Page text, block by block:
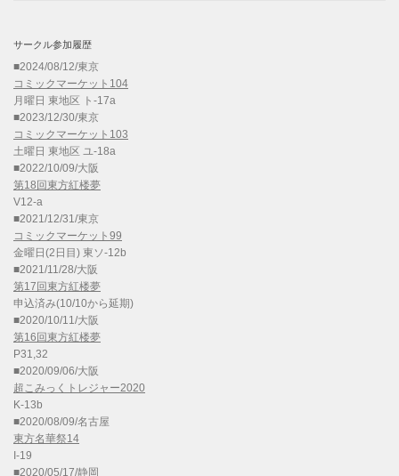
サークル参加履歴
■2024/08/12/東京
コミックマーケット104
月曜日 東地区 ト-17a
■2023/12/30/東京
コミックマーケット103
土曜日 東地区 ユ-18a
■2022/10/09/大阪
第18回東方紅楼夢
V12-a
■2021/12/31/東京
コミックマーケット99
金曜日(2日目) 東ソ-12b
■2021/11/28/大阪
第17回東方紅楼夢
申込済み(10/10から延期)
■2020/10/11/大阪
第16回東方紅楼夢
P31,32
■2020/09/06/大阪
超こみっくトレジャー2020
K-13b
■2020/08/09/名古屋
東方名華祭14
I-19
■2020/05/17/静岡